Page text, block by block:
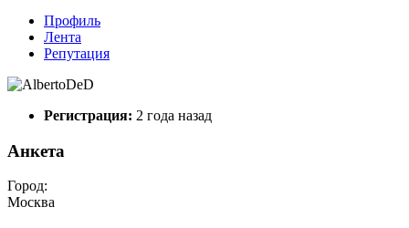
Профиль
Лента
Репутация
Регистрация: 2 года назад
Анкета
Город:
Москва